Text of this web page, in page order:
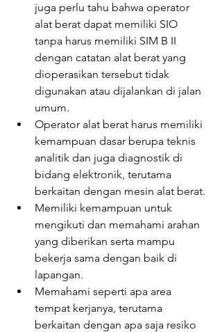
juga perlu tahu bahwa operator
alat berat dapat memiliki SIO
tanpa harus memiliki SIM B II
dengan catatan alat berat yang
dioperasikan tersebut tidak
digunakan atau dijalankan di jalan
umum.
Operator alat berat harus memiliki
kemampuan dasar berupa teknis
analitik dan juga diagnostik di
bidang elektronik, terutama
berkaitan dengan mesin alat berat.
Memiliki kemampuan untuk
mengikuti dan memahami arahan
yang diberikan serta mampu
bekerja sama dengan baik di
lapangan.
Memahami seperti apa area
tempat kerjanya, terutama
berkaitan dengan apa saja resiko